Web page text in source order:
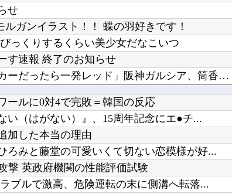
せ
ルガンイラスト！！ 蝶の羽好きです！
っくりするくらい美少女だなこいつ
す速報 終了のお知らせ
「危なすぎる」「サッカーだったら一発レッド」阪神ガルシア、筒香に対する“危険走塁”にファン...
【海外の反応】 山本由伸が打撃練習で“フェンス越え”を披露「金属音は聞かなかったことにする...
水着VSバニー【真・侍伝 YAIBA】
【熊本】 飲食店の床から「温水が噴出」…温度は40℃程度、熱いお湯が湧き出している模様
Powered by livedoor 相互RSS
ールに0対4で完敗＝韓国の反応
い（はがない）』、15周年記念にエ●チ...
加した本当の理由
ろみと藤堂の可愛いくて切ない恋模様が好...
撃 英政府機関の性能評価試験
ブルで激高、危険運転の末に側溝へ転落...